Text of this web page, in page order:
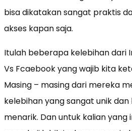
bisa dikatakan sangat praktis
akses kapan saja.
Itulah beberapa kelebihan dari
Vs Fcaebook yang wajib kita
Masing – masing dari mereka
kelebihan yang sangat unik
menarik. Dan untuk kalian yang